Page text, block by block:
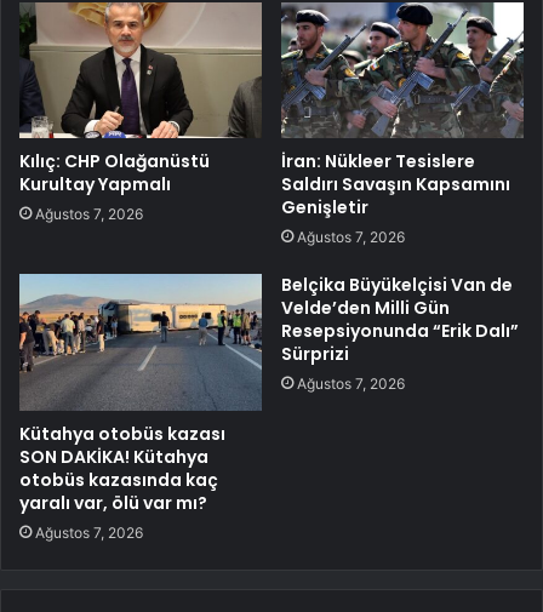
Kılıç: CHP Olağanüstü
Kurultay Yapmalı
Ağustos 7, 2026
İran: Nükleer Tesislere
Saldırı Savaşın Kapsamını
Genişletir
Ağustos 7, 2026
Kütahya otobüs kazası
SON DAKİKA! Kütahya
otobüs kazasında kaç
yaralı var, ölü var mı?
Ağustos 7, 2026
Belçika Büyükelçisi Van de
Velde’den Milli Gün
Resepsiyonunda “Erik Dalı”
Sürprizi
Ağustos 7, 2026